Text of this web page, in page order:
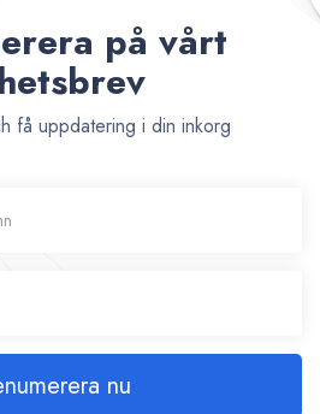
på vårt
få uppdatering i din inkorg
nu